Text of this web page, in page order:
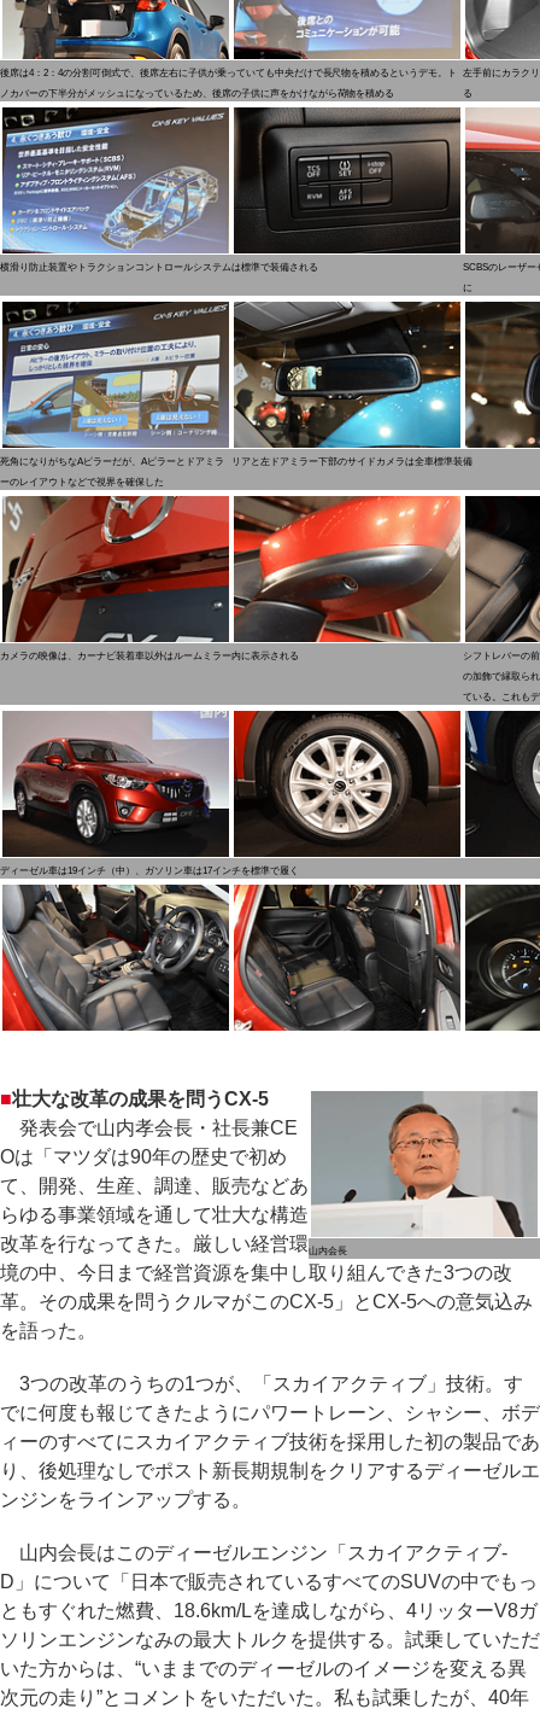
後席は4：2：4の分割可倒式で、後席左右に子供が乗っていても中央だけで長尺物を積めるというデモ。ト
ノカバーの下半分がメッシュになっているため、後席の子供に声をかけながら荷物を積める
左手前にカラク
る
横滑り防止装置やトラクションコントロールシステムは標準で装備される
SCBSのレーザー
に
死角になりがちなAピラーだが、Aピラーとドアミラ
ーのレイアウトなどで視界を確保した
リアと左ドアミラー下部のサイドカメラは全車標準装備
カメラの映像は、カーナビ装着車以外はルームミラー内に表示される
シフトレバーの
の加飾で縁取ら
ている。これも
ディーゼル車は19インチ（中）、ガソリン車は17インチを標準で履く
山内会長
■壮大な改革の成果を問うCX-5
発表会で山内孝会長・社長兼CE
Oは「マツダは90年の歴史で初め
て、開発、生産、調達、販売などあ
らゆる事業領域を通して壮大な構造
改革を行なってきた。厳しい経営環
境の中、今日まで経営資源を集中し取り組んできた3つの改
革。その成果を問うクルマがこのCX-5」とCX-5への意気込み
を語った。
3つの改革のうちの1つが、「スカイアクティブ」技術。す
でに何度も報じてきたようにパワートレーン、シャシー、ボデ
ィーのすべてにスカイアクティブ技術を採用した初の製品であ
り、後処理なしでポスト新長期規制をクリアするディーゼルエ
ンジンをラインアップする。
山内会長はこのディーゼルエンジン「スカイアクティブ-
D」について「日本で販売されているすべてのSUVの中でもっ
ともすぐれた燃費、18.6km/Lを達成しながら、4リッターV8ガ
ソリンエンジンなみの最大トルクを提供する。試乗していただ
いた方からは、“いままでのディーゼルのイメージを変える異
次元の走り”とコメントをいただいた。私も試乗したが、40年